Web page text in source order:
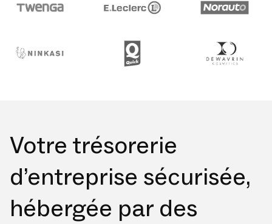
Votre trésorerie
d’entreprise sécurisée,
hébergée par des